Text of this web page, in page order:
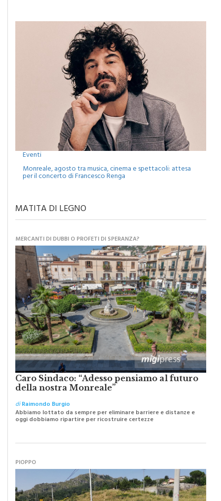
Eventi
Monreale, agosto tra musica, cinema e spettacoli: attesa
per il concerto di Francesco Renga
MATITA DI LEGNO
MERCANTI DI DUBBI O PROFETI DI SPERANZA?
Caro Sindaco: “Adesso pensiamo al futuro
della nostra Monreale”
diRaimondo Burgio
Abbiamo lottato da sempre per eliminare barriere e distanze e
oggi dobbiamo ripartire per ricostruire certezze
PIOPPO